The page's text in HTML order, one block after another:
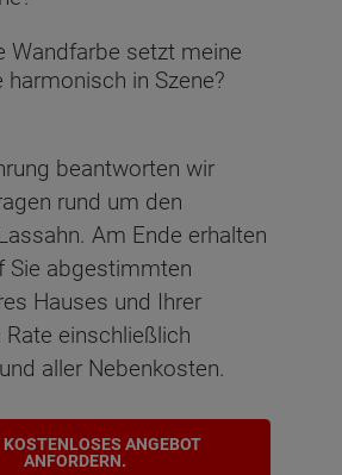
Wandfarbe setzt meine
harmonisch in Szene?
beantworten wir
rund um den
Am Ende erhalten
Sie abgestimmten
Hauses und Ihrer
einschließlich
aller Nebenkosten.
ANGEBOT
ANFORDERN.